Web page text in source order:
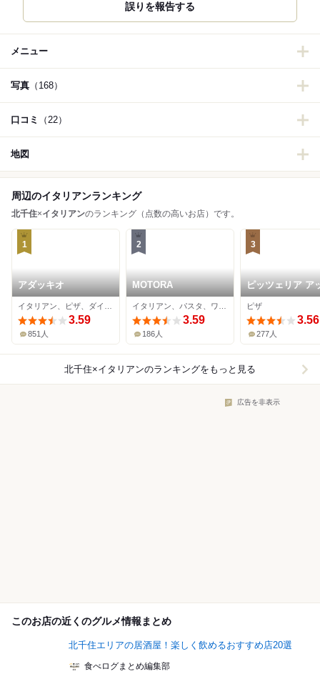
誤りを報告する
メニュー
写真 （168）
口コミ （22）
地図
周辺のイタリアンランキング
北千住×イタリアンのランキング（点数の高いお店）です。
1
アダッキオ
3.59
851人
2
MOTORA
3.59
186人
3
ピッツェリア ア
ーロ
ピザ
3.56
277人
北千住×イタリアンのランキングをもっと見る
広告を非表示
このお店の近くのグルメ情報まとめ
北千住エリアの居酒屋！楽しく飲めるおすすめ店20選
食べログまとめ編集部